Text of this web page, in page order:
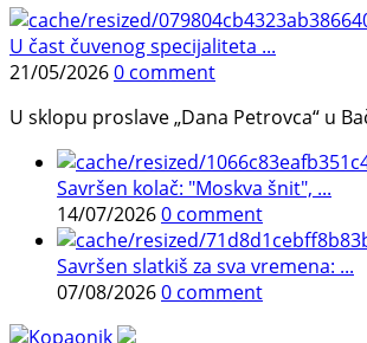
U čast čuvenog specijaliteta ...
21/05/20260 comment
U sklopu proslave „Dana Petrovca“ u
Savršen kolač: "Moskva šnit", ...
14/07/20260 comment
Savršen slatkiš za sva vremena: ...
07/08/20260 comment